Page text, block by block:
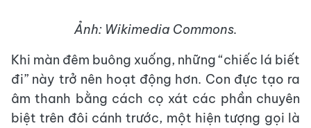
Ảnh: Wikimedia Commons.
Khi màn đêm buông xuống, những “chiếc lá biết
đi” này trở nên hoạt động hơn. Con đực tạo ra
âm thanh bằng cách cọ xát các phần chuyên
biệt trên đôi cánh trước, một hiện tượng gọi là